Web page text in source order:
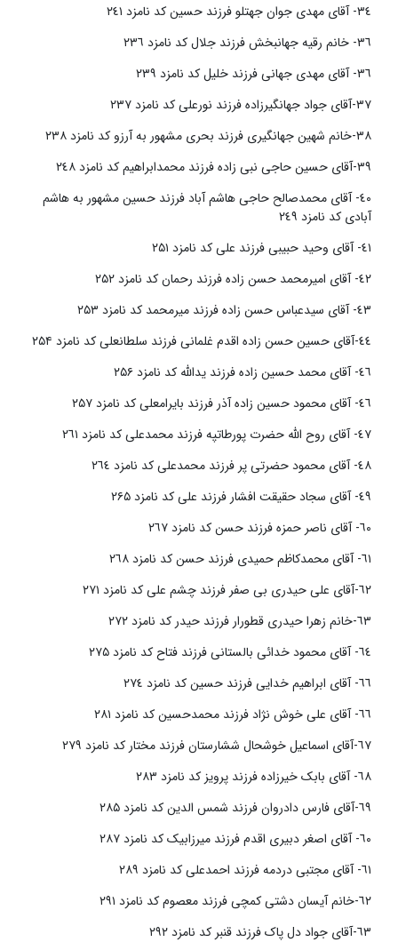
٣٤- آقای مهدی جوان جهتلو فرزند حسین کد نامزد ٢٤١
٣٦- خانم رقیه جهانبخش فرزند جلال کد نامزد ٢٣٦
٣٦- آقای مهدی جهانی فرزند خلیل کد نامزد ٢٣٩
٣٧-آقای جواد جهانگیرزاده فرزند نورعلی کد نامزد ٢٣٧
٣٨-خانم شهین جهانگیری فرزند بحری مشهور به آرزو کد نامزد ٢٣٨
٣٩-آقای حسین حاجی نبی زاده فرزند محمدابراهیم کد نامزد ٢٤٨
٤٠- آقای محمدصالح حاجی هاشم آباد فرزند حسین مشهور به هاشم
آبادی کد نامزد ٢٤٩
٤١- آقای وحید حبیبی فرزند علی کد نامزد ۲۵۱
٤٢- آقای امیرمحمد حسن زاده فرزند رحمان کد نامزد ۲۵۲
٤٣- آقای سیدعباس حسن زاده فرزند میرمحمد کد نامزد ۲۵۳
٤٤-آقای حسین حسن زاده اقدم غلمانی فرزند سلطانعلی کد نامزد ۲۵۴
٤٦- آقای محمد حسین زاده فرزند یدالله کد نامزد ۲۵۶
٤٦- آقای محمود حسین زاده آذر فرزند بایرامعلی کد نامزد ۲۵۷
٤٧- آقای روح الله حضرت پورطاتپه فرزند محمدعلی کد نامزد ٢٦١
٤٨- آقای محمود حضرتی پر فرزند محمدعلی کد نامزد ٢٦٤
٤٩- آقای سجاد حقیقت افشار فرزند علی کد نامزد ۲۶۵
٦٠- آقای ناصر حمزه فرزند حسن کد نامزد ٢٦٧
٦١- آقای محمدکاظم حمیدی فرزند حسن کد نامزد ٢٦٨
٦٢-آقای علی حیدری بی صفر فرزند چشم علی کد نامزد ٢٧١
٦٣-خانم زهرا حیدری قطورار فرزند حیدر کد نامزد ٢٧٢
٦٤- آقای محمود خدائی بالستانی فرزند فتاح کد نامزد ۲۷۵
٦٦- آقای ابراهیم خدایی فرزند حسین کد نامزد ٢٧٤
٦٦- آقای علی خوش نژاد فرزند محمدحسین کد نامزد ٢٨١
٦٧-آقای اسماعیل خوشحال ششارستان فرزند مختار کد نامزد ٢٧٩
٦٨- آقای بابک خیرزاده فرزند پرویز کد نامزد ٢٨٣
٦٩-آقای فارس دادروان فرزند شمس الدین کد نامزد ۲۸۵
٦٠- آقای اصغر دبیری اقدم فرزند میرزابیک کد نامزد ٢٨٧
٦١- آقای مجتبی دردمه فرزند احمدعلی کد نامزد ٢٨٩
٦٢-خانم آیسان دشتی کمچی فرزند معصوم کد نامزد ٢٩١
٦٣-آقای جواد دل پاک فرزند قنبر کد نامزد ٢٩٢